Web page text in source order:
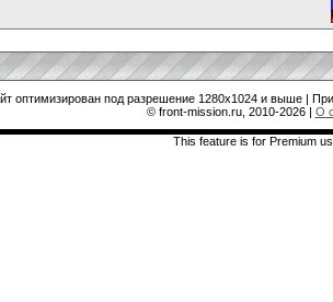
оптимизирован под разрешение 1280x1024 и выше |
© front-mission.ru, 2010-2026| О
This feature is for Premium